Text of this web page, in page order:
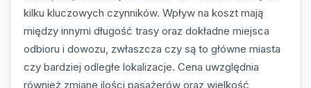
kilku kluczowych czynników. Wpływ na koszt mają
między innymi długość trasy oraz dokładne miejsca
odbioru i dowozu, zwłaszcza czy są to główne miasta
czy bardziej odległe lokalizacje. Cena uwzględnia
również zmianę ilości pasażerów oraz wielkość